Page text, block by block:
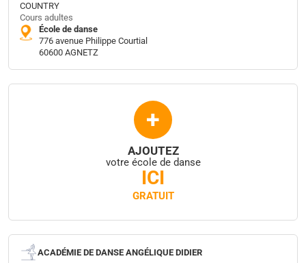
COUNTRY
Cours adultes
École de danse
776 avenue Philippe Courtial
60600 AGNETZ
+
AJOUTEZ
votre école de danse
ICI
GRATUIT
ACADÉMIE DE DANSE ANGÉLIQUE DIDIER